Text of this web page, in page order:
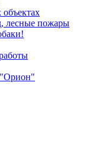
объектах
лесные пожары